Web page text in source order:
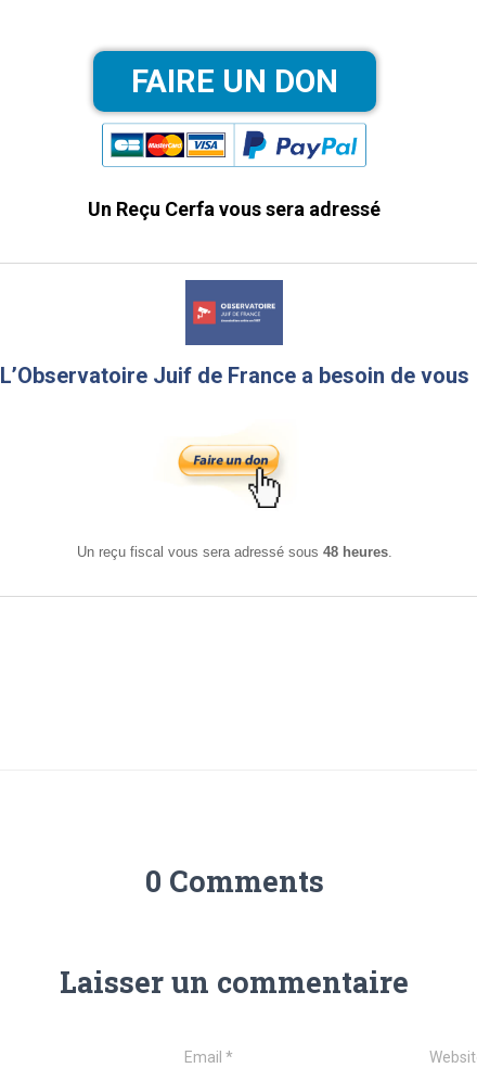
Un Reçu Cerfa vous sera adressé
L’Observatoire Juif de France a besoin de vous
Un reçu fiscal vous sera adressé sous 48 heures.
0 Comments
Laisser un commentaire
Email*